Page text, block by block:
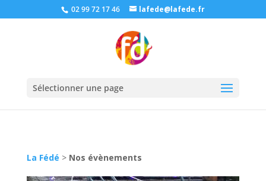
02 99 72 17 46 lafede@lafede.fr
Sélectionner une page
La Fédé > Nos évènements